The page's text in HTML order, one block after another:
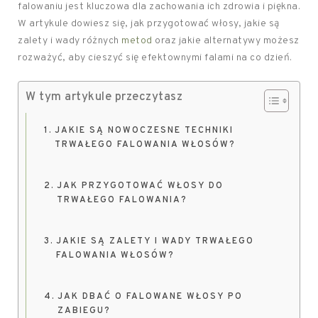
falowaniu jest kluczowa dla zachowania ich zdrowia i piękna.
W artykule dowiesz się, jak przygotować włosy, jakie są
zalety i wady różnych metod oraz jakie alternatywy możesz
rozważyć, aby cieszyć się efektownymi falami na co dzień.
W tym artykule przeczytasz
JAKIE SĄ NOWOCZESNE TECHNIKI
TRWAŁEGO FALOWANIA WŁOSÓW?
JAK PRZYGOTOWAĆ WŁOSY DO
TRWAŁEGO FALOWANIA?
JAKIE SĄ ZALETY I WADY TRWAŁEGO
FALOWANIA WŁOSÓW?
JAK DBAĆ O FALOWANE WŁOSY PO
ZABIEGU?